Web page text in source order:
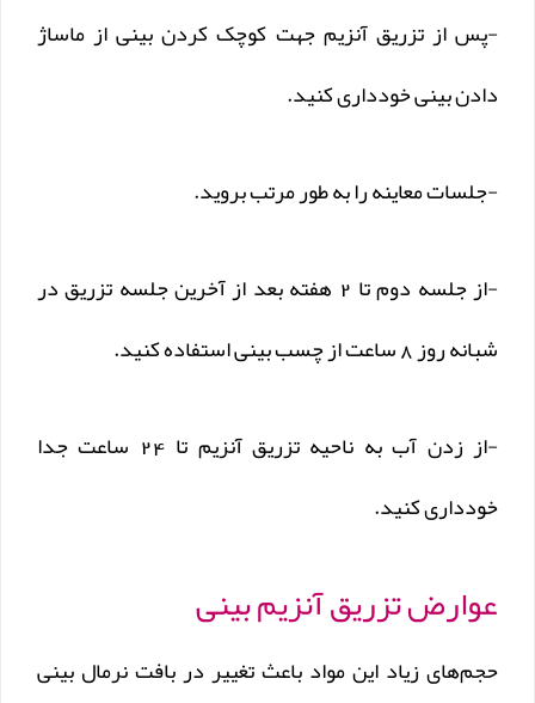
-پس از تزريق آنزيم جهت کوچک کردن بینی از ماساژ
دادن بینی خودداری کنید.
-جلسات معاینه را به طور مرتب بروید.
-از جلسه دوم تا 2 هفته بعد از آخرین جلسه تزریق در
شبانه روز 8 ساعت از چسب بینی استفاده کنید.
-از زدن آب به ناحیه تزریق آنزیم تا 24 ساعت جدا
خودداری کنید.
عوارض تزریق آنزیم بینی
حجم‌های زیاد این مواد باعث تغییر در بافت نرمال بینی